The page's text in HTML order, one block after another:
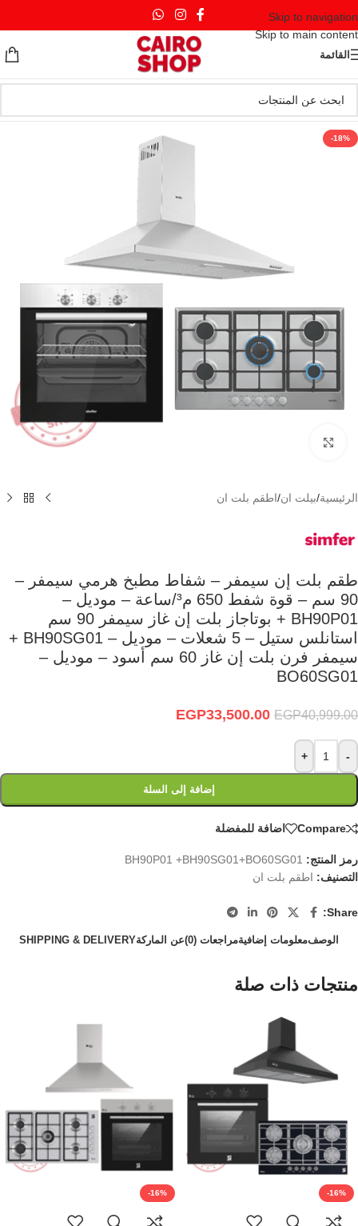
Skip to navigation
Skip to main content
القائمة
-18%
الرئيسية/بيلت ان/اطقم بلت ان
طقم بلت إن سيمفر – شفاط مطبخ هرمي سيمفر –
90 سم – قوة شفط 650 م³/ساعة – موديل –
BH90P01 + بوتاجاز بلت إن غاز سيمفر 90 سم
استانلس ستيل – 5 شعلات – موديل – BH90SG01 +
سيمفر فرن بلت إن غاز 60 سم أسود – موديل –
BO60SG01
EGP40,999.00
EGP33,500.00
-
+
إضافة إلى السلة
Compare اضافة للمفضلة
رمز المنتج: BH90P01 +BH90SG01+BO60SG01
التصنيف: اطقم بلت ان
Share:
الوصفمعلومات إضافيةمراجعات (0) عن الماركةSHIPPING & DELIVERY
منتجات ذات صلة
-16%
-16%